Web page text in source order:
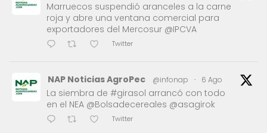
Marruecos suspendió aranceles a la carne
roja y abre una ventana comercial para
exportadores del Mercosur @IPCVA
Twitter
NAP Noticias AgroPec @infonap · 6 Ago
La siembra de #girasol arrancó con todo
en el NEA @Bolsadecereales @asagirok
Twitter